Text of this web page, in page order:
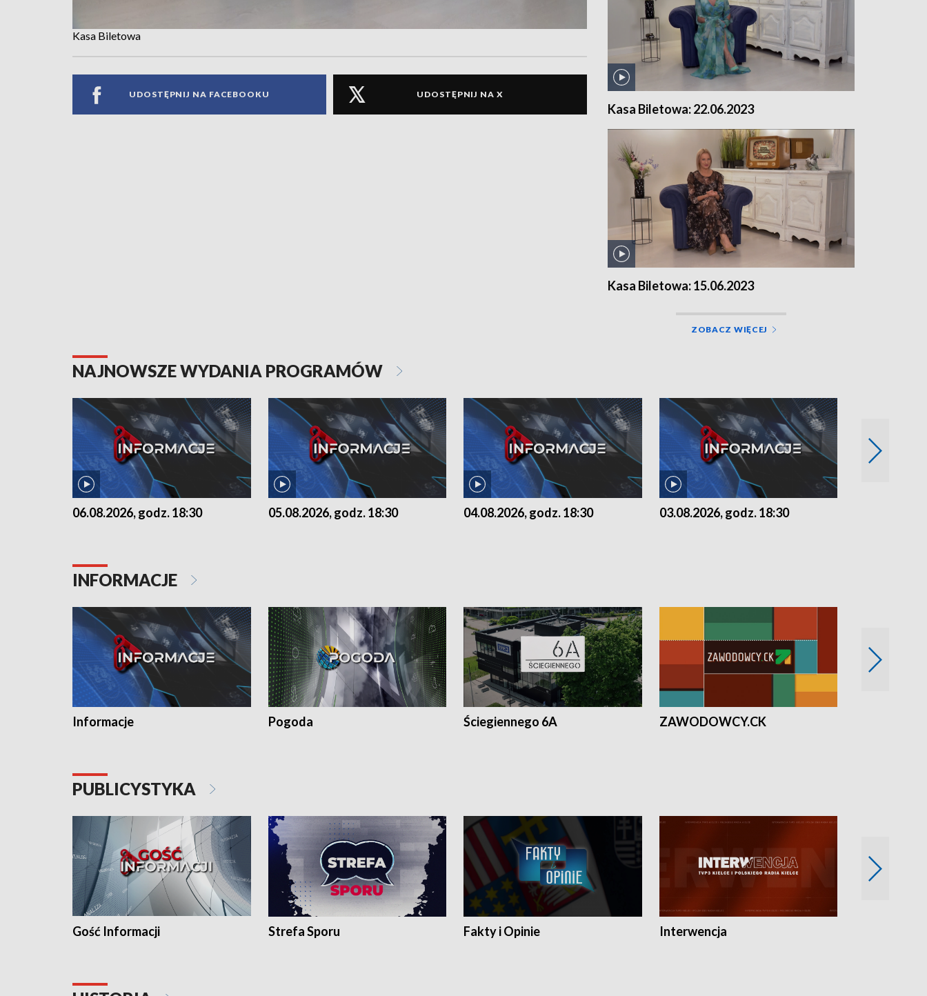
Kasa Biletowa
UDOSTĘPNIJ NA FACEBOOKU UDOSTĘPNIJ NA X
Kasa Biletowa: 22.06.2023
Kasa Biletowa: 15.06.2023
ZOBACZ WIĘCEJ
NAJNOWSZE WYDANIA PROGRAMÓW
06.08.2026, godz. 18:30 05.08.2026, godz. 18:30 04.08.2026, godz. 18:30 03.08.2026, godz. 18:30
INFORMACJE
Informacje Pogoda Ściegiennego 6A ZAWODOWCY.CK
PUBLICYSTYKA
Gość Informacji Strefa Sporu Fakty i Opinie Interwencja